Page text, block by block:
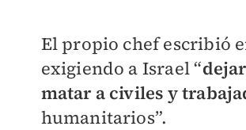
El propio chef escribió
exigiendo a Israel “
matar a civiles y
humanitarios”.